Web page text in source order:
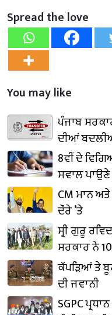
Spread the love
You may like
ਪੰਜਾਬ
ਦੀਆਂ
8ਵੀਂ ਦੇ
ਸਵਾਲ
CM ਮਾਨ
ਦੌਰੇ ’ਤੇ
ਸ੍ਰੀ ਗੁਰੂ
ਸਰਕਾਰ ਨੇ
ਕੱਪੜਿਆਂ ਤੇ
ਦੀ ਜਵਾਨੀ
SGPC